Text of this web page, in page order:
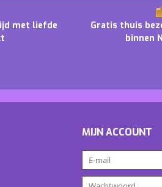
met liefde
Gratis thuis
binnen
MIJN ACCOUNT